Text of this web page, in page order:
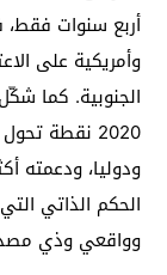
أربع سنوات
وأمريكية على
الجنوبية. كما
2020 نقطة
الحكم الذاتي
وواقعي وذي